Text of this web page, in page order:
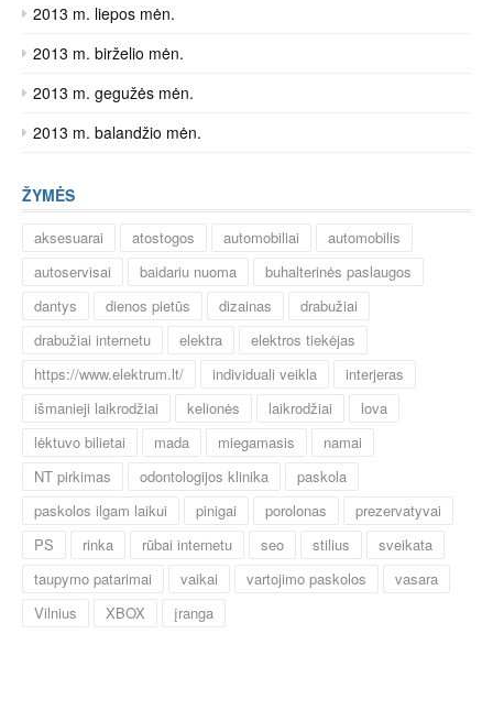
2013 m. liepos mėn.
2013 m. birželio mėn.
2013 m. gegužės mėn.
2013 m. balandžio mėn.
ŽYMĖS
aksesuarai atostogos automobiliai
automobilis
autoservisai
baidariu nuoma
buhalterinės paslaugos
dantys
dienos pietūs dizainas
drabužiai
drabužiai internetu
elektra
elektros tiekėjas
https://www.elektrum.lt/
individuali veikla
interjeras
išmanieji laikrodžiai
kelionės laikrodžiai
lova
lėktuvo bilietai
mada miegamasis
namai
NT pirkimas
odontologijos klinika
paskola
paskolos ilgam laikui
pinigai porolonas
prezervatyvai
PS
rinka rūbai internetu seo stilius
sveikata
taupymo patarimai
vaikai vartojimo paskolos
vasara
Vilnius
XBOX įranga